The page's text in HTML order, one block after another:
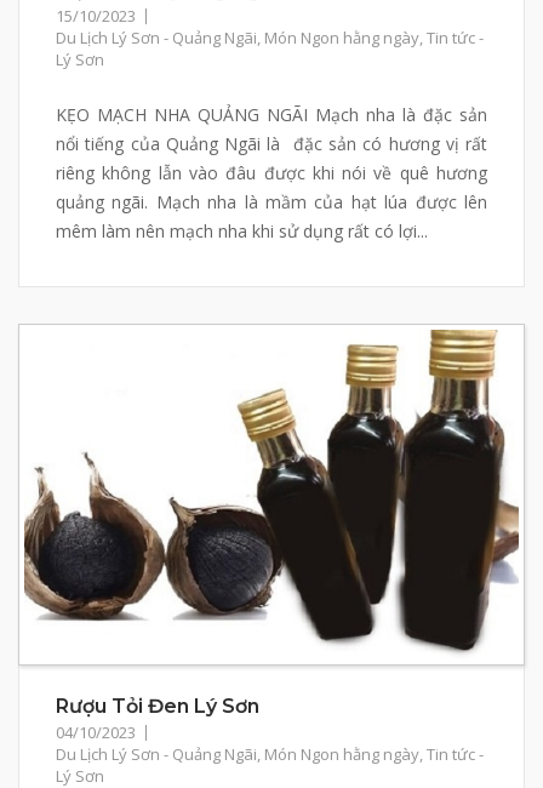
15/10/2023
Du Lịch Lý Sơn - Quảng Ngãi, Món Ngon hằng ngày,Tin tức -
Lý Sơn
KẸO MẠCH NHA QUẢNG NGÃI Mạch nha là đặc sản
nổi tiếng của Quảng Ngãi là đặc sản có hương vị rất
riêng không lẫn vào đâu được khi nói về quê hương
quảng ngãi. Mạch nha là mầm của hạt lúa được lên
mêm làm nên mạch nha khi sử dụng rất có lợi...
Rượu Tỏi Đen Lý Sơn
04/10/2023
Du Lịch Lý Sơn - Quảng Ngãi, Món Ngon hằng ngày,Tin tức -
Lý Sơn